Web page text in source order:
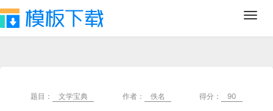
题目： 文学宝典 作者： 佚名 得分： 90